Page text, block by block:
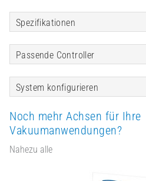
Spezifikationen
Passende Controller
System konfigurieren
Noch mehr Achsen für Ihre
Vakuumanwendungen?
Nahezu alle